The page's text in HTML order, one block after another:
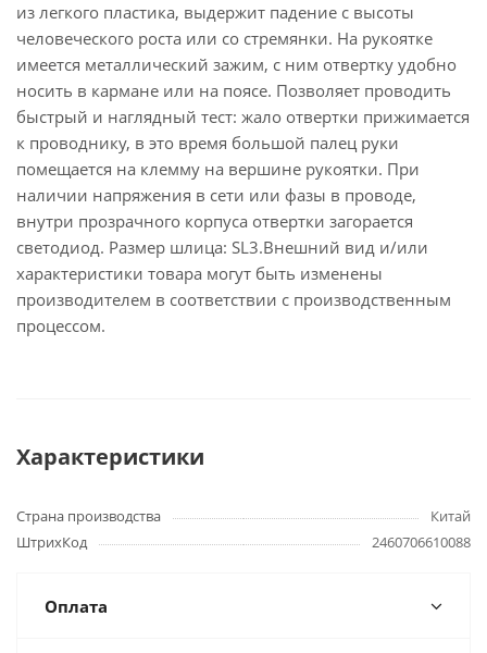
из легкого пластика, выдержит падение с высоты
человеческого роста или со стремянки. На рукоятке
имеется металлический зажим, с ним отвертку удобно
носить в кармане или на поясе. Позволяет проводить
быстрый и наглядный тест: жало отвертки прижимается
к проводнику, в это время большой палец руки
помещается на клемму на вершине рукоятки. При
наличии напряжения в сети или фазы в проводе,
внутри прозрачного корпуса отвертки загорается
светодиод. Размер шлица: SL3.Внешний вид и/или
характеристики товара могут быть изменены
производителем в соответствии с производственным
процессом.
Характеристики
Страна производства
Китай
ШтрихКод
2460706610088
Оплата